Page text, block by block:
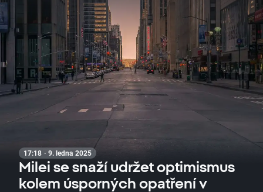
17:18 · 9. ledna 2025
Milei se snaží udržet optimismus
kolem úsporných opatření v